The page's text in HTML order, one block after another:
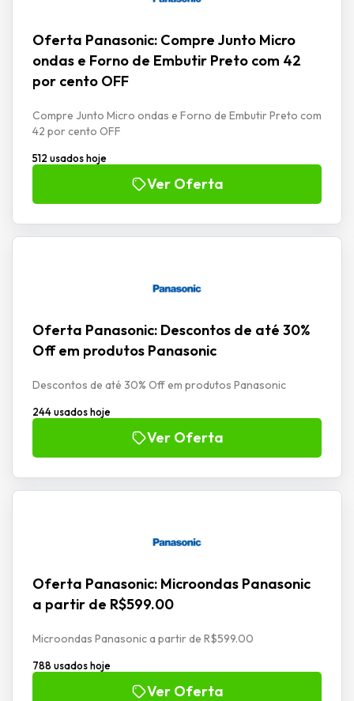
Oferta Panasonic: Compre Junto Micro
ondas e Forno de Embutir Preto com 42
por cento OFF
Compre Junto Micro ondas e Forno de Embutir Preto com
42 por cento OFF
512 usados hoje
Ver Oferta
Oferta Panasonic: Descontos de até 30%
Off em produtos Panasonic
Descontos de até 30% Off em produtos Panasonic
244 usados hoje
Ver Oferta
Oferta Panasonic: Microondas Panasonic
a partir de R$599.00
Microondas Panasonic a partir de R$599.00
788 usados hoje
Ver Oferta